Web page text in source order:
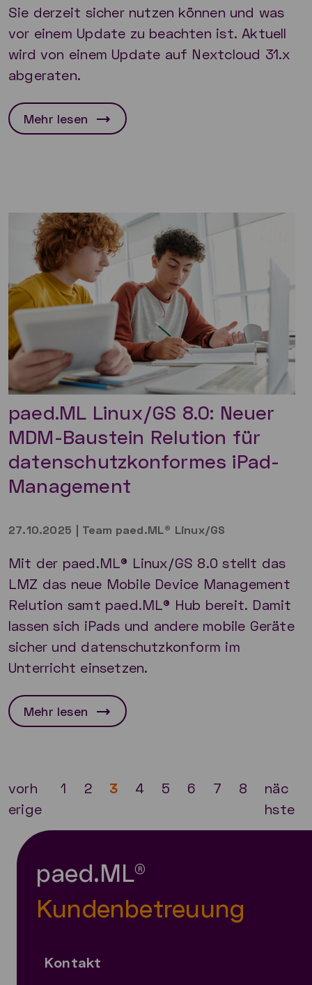
Sie derzeit sicher nutzen können und was
vor einem Update zu beachten ist. Aktuell
wird von einem Update auf Nextcloud 31.x
abgeraten.
Mehr lesen
paed.ML Linux/GS 8.0: Neuer
MDM-Baustein Relution für
datenschutzkonformes iPad-
Management
27.10.2025 | Team paed.ML® Linux/GS
Mit der paed.ML® Linux/GS 8.0 stellt das
LMZ das neue Mobile Device Management
Relution samt paed.ML® Hub bereit. Damit
lassen sich iPads und andere mobile Geräte
sicher und datenschutzkonform im
Unterricht einsetzen.
Mehr lesen
vorh
erige
1 2 3 4 5 6 7 8
näc
hste
paed.ML®
Kundenbetreuung
Kontakt